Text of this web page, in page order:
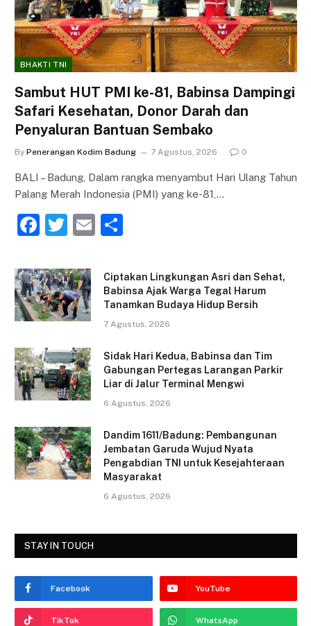
BHAKTI TNI
Sambut HUT PMI ke-81, Babinsa Dampingi
Safari Kesehatan, Donor Darah dan
Penyaluran Bantuan Sembako
By Penerangan Kodim Badung 7 Agustus, 2026 0
BALI – Badung, Dalam rangka menyambut Hari Ulang Tahun
Palang Merah Indonesia (PMI) yang ke-81,…
F
c
e
b
o
k
T
itt
er
E
ai ar
e
Ciptakan Lingkungan Asri dan Sehat,
Babinsa Ajak Warga Tegal Harum
Tanamkan Budaya Hidup Bersih
7 Agustus, 2026
Sidak Hari Kedua, Babinsa dan Tim
Gabungan Pertegas Larangan Parkir
Liar di Jalur Terminal Mengwi
6 Agustus, 2026
Dandim 1611/Badung: Pembangunan
Jembatan Garuda Wujud Nyata
Pengabdian TNI untuk Kesejahteraan
Masyarakat
6 Agustus, 2026
STAY IN TOUCH
Facebook YouTube
TikTok WhatsApp